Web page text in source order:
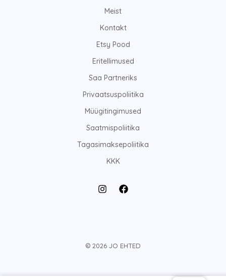
Meist
Kontakt
Etsy Pood
Eritellimused
Saa Partneriks
Privaatsuspoliitika
Müügitingimused
Saatmispoliitika
Tagasimaksepoliitika
KKK
© 2026 JO EHTED